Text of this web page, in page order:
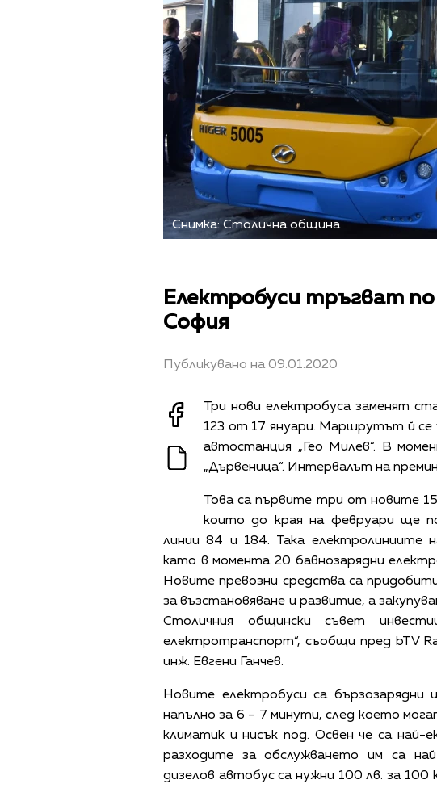
Снимка: Столична община
Електробуси тръгват
София
Публикувано на 09.01.2020
Три нови електробуса заменят
123 от 17 януари. Маршрутът й
автостанция „Гео Милев“. В
„Дървеница“. Интервалът на
Това са първите три от новите
които до края на февруари ще
линии 84 и 184. Така електролиниите
като в момента 20 бавнозарядни
Новите превозни средства са
за възстановяване и развитие, а
Столичния общински съвет
електротранспорт“, съобщи пред bTV
инж. Евгени Ганчев.
Новите електробуси са бързозарядни
напълно за 6 – 7 минути, след което
климатик и нисък под. Освен че са най-
разходите за обслужването им са
дизелов автобус са нужни 100 лв. за 100